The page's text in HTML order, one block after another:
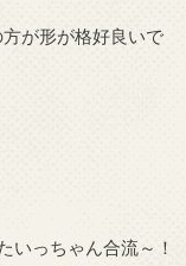
が形が格好良いで
いっちゃん合流～！